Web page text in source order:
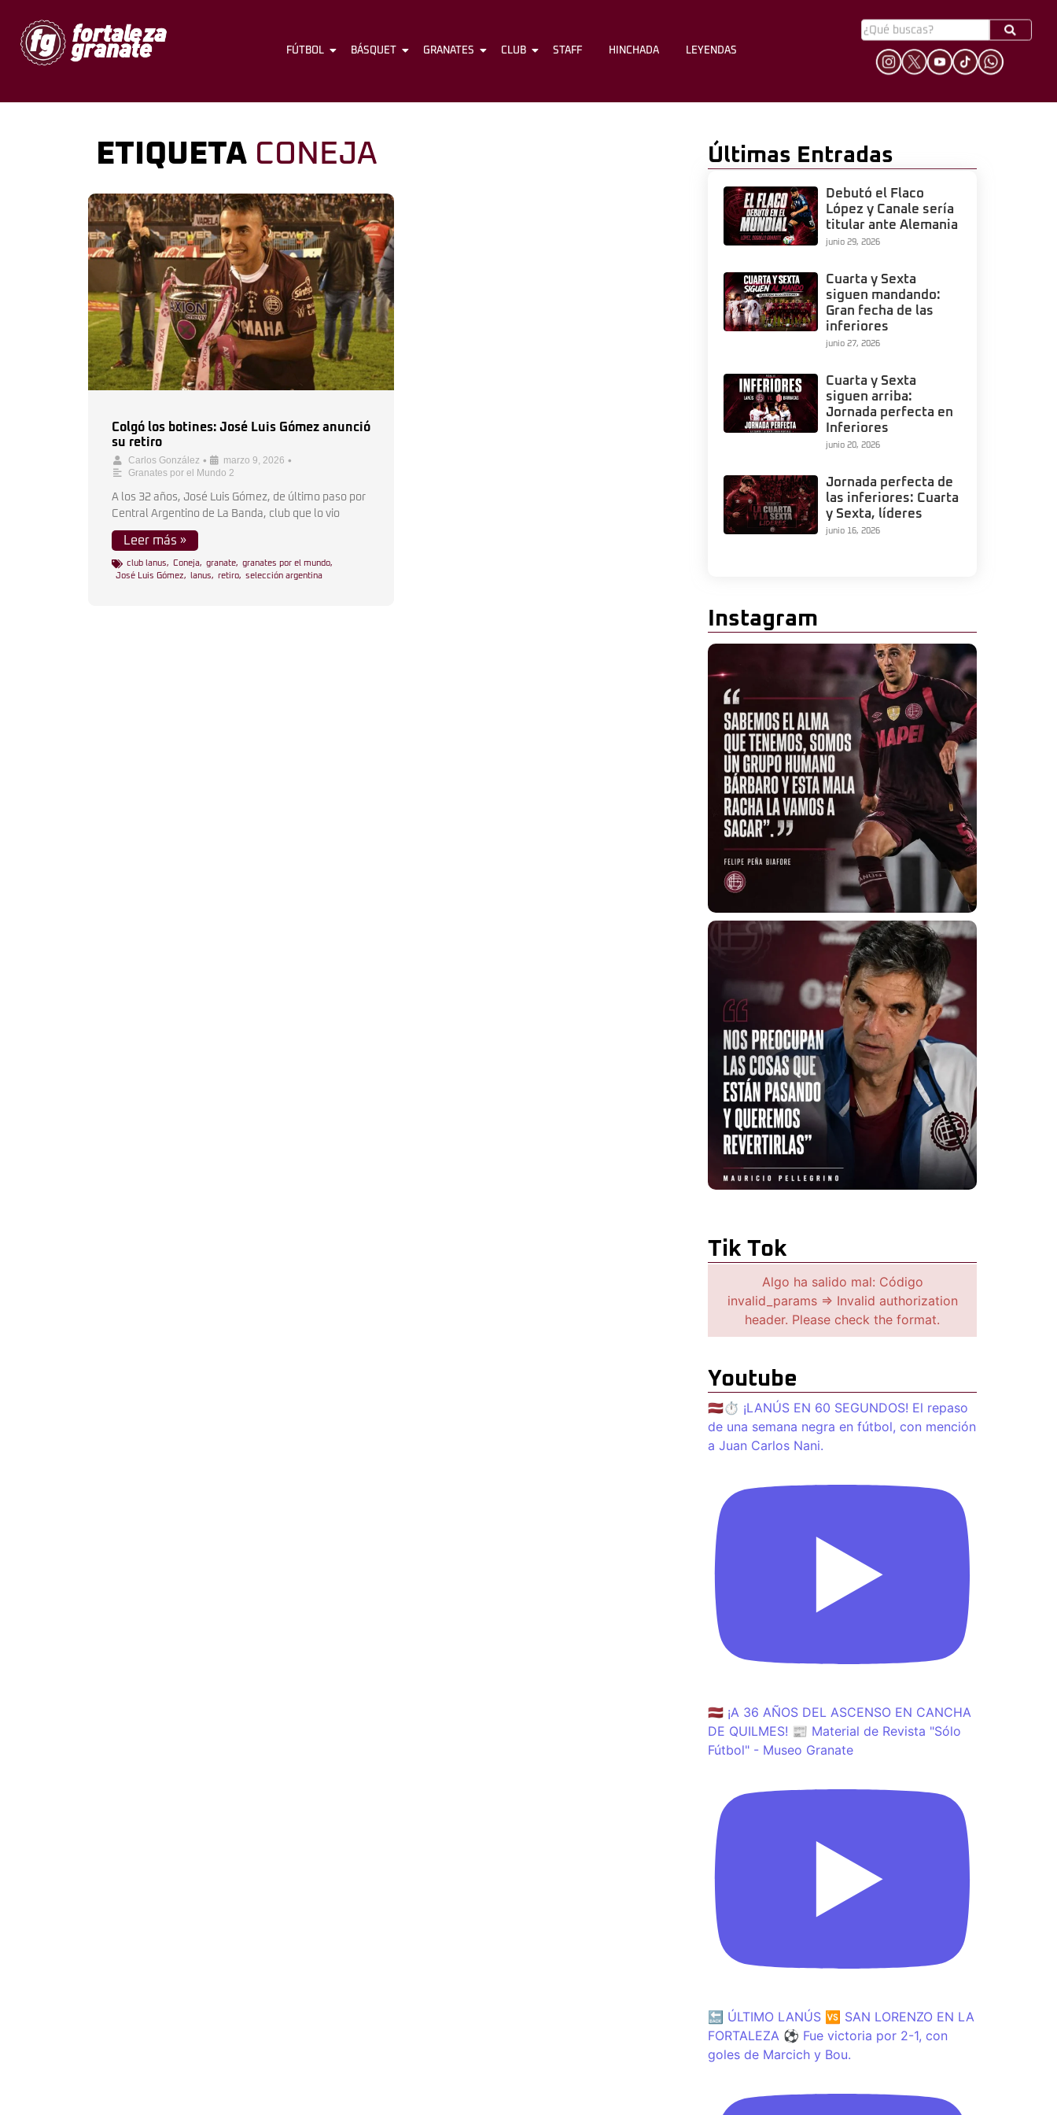
FÚTBOL BÁSQUET GRANATES CLUB STAFF HINCHADA
FÚTBOL BÁSQUET GRANATES CLUB STAFF HINCHADA LEYENDAS
ETIQUETA CONEJA
Colgó los botines: José Luis Gómez anunció
su retiro
Carlos González • marzo 9, 2026 •
Granates por el Mundo 2
A los 32 años, José Luis Gómez, de último paso por
Central Argentino de La Banda, club que lo vio
Leer más »
club lanus, Coneja, granate, granates por el mundo,
José Luis Gómez, lanus, retiro, selección argentina
Últimas Entradas
Debutó el Flaco
López y Canale sería
titular ante Alemania
junio 29, 2026
Cuarta y Sexta
siguen mandando:
Gran fecha de las
inferiores
junio 27, 2026
Cuarta y Sexta
siguen arriba:
Jornada perfecta en
Inferiores
junio 20, 2026
Jornada perfecta de
las inferiores: Cuarta
y Sexta, líderes
junio 16, 2026
Instagram
Tik Tok
Algo ha salido mal: Código
invalid_params => Invalid authorization
header. Please check the format.
Youtube
🇱🇻⏱️ ¡LANÚS EN 60 SEGUNDOS! El repaso
de una semana negra en fútbol, con mención
a Juan Carlos Nani.
🇱🇻 ¡A 36 AÑOS DEL ASCENSO EN CANCHA
DE QUILMES! 📰 Material de Revista "Sólo
Fútbol" - Museo Granate
🔙 ÚLTIMO LANÚS 🆚 SAN LORENZO EN LA
FORTALEZA ⚽️ Fue victoria por 2-1, con
goles de Marcich y Bou.